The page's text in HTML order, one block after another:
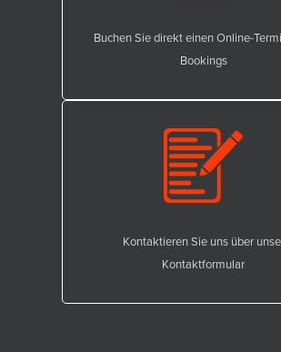
Buchen Sie direkt einen Online-
Bookings
Kontaktieren Sie uns über
Kontaktformular